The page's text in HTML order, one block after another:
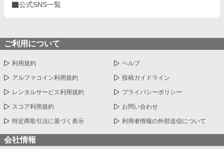
公式SNS一覧
ご利用について
利用規約 ヘルプ
アルファコイン利用規約 投稿ガイドライン
レンタルサービス利用規約 プライバシーポリシー
スコア利用規約 お問い合わせ
特定商取引法に基づく表示 利用者情報の外部送信について
会社情報